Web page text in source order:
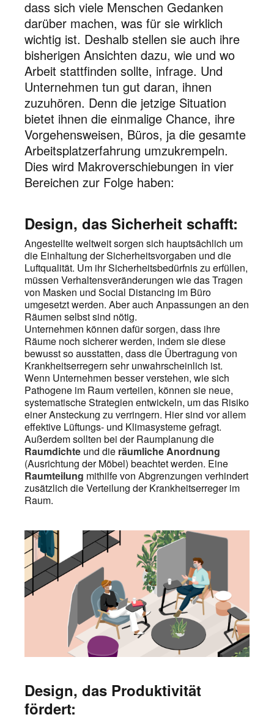
dass sich viele Menschen Gedanken
darüber machen, was für sie wirklich
wichtig ist. Deshalb stellen sie auch ihre
bisherigen Ansichten dazu, wie und wo
Arbeit stattfinden sollte, infrage. Und
Unternehmen tun gut daran, ihnen
zuzuhören. Denn die jetzige Situation
bietet ihnen die einmalige Chance, ihre
Vorgehensweisen, Büros, ja die gesamte
Arbeitsplatzerfahrung umzukrempeln.
Dies wird Makroverschiebungen in vier
Bereichen zur Folge haben:
Design, das Sicherheit schafft:
Angestellte weltweit sorgen sich hauptsächlich um
die Einhaltung der Sicherheitsvorgaben und die
Luftqualität. Um ihr Sicherheitsbedürfnis zu erfüllen,
müssen Verhaltensveränderungen wie das Tragen
von Masken und Social Distancing im Büro
umgesetzt werden. Aber auch Anpassungen an den
Räumen selbst sind nötig.
Unternehmen können dafür sorgen, dass ihre
Räume noch sicherer werden, indem sie diese
bewusst so ausstatten, dass die Übertragung von
Krankheitserregern sehr unwahrscheinlich ist.
Wenn Unternehmen besser verstehen, wie sich
Pathogene im Raum verteilen, können sie neue,
systematische Strategien entwickeln, um das Risiko
einer Ansteckung zu verringern. Hier sind vor allem
effektive Lüftungs- und Klimasysteme gefragt.
Außerdem sollten bei der Raumplanung die
Raumdichte und die räumliche Anordnung
(Ausrichtung der Möbel) beachtet werden. Eine
Raumteilung mithilfe von Abgrenzungen verhindert
zusätzlich die Verteilung der Krankheitserreger im
Raum.
Design, das Produktivität
fördert: